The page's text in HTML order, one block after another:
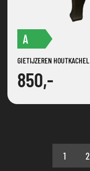
A
GIETIJZEREN
850,-
1 2